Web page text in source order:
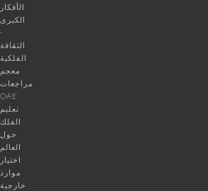
الأفكار
الكبرى
-
الثقافة
الفلكية
معجم
مراجعات
OAE
تعليم
الفلك
حول
العالم
اختيار
موارد
خارجية